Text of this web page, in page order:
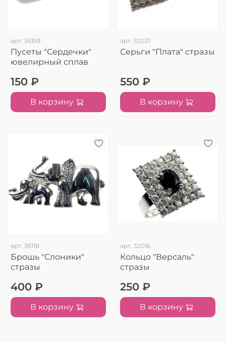
арт. 36159
Пусеты "Сердечки"
ювелирный сплав
150 ₽
В корзину
арт. 32021
Серьги "Плата" стразы
550 ₽
В корзину
арт. 36118
Брошь "Слоники"
стразы
400 ₽
В корзину
арт. 32016
Кольцо "Версаль"
стразы
250 ₽
В корзину